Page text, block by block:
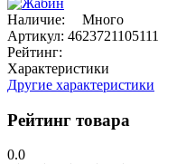
Наличие:
Много
Артикул: 4623721105111
Рейтинг:
Характеристики
Другие характеристики
Рейтинг товара
0.0